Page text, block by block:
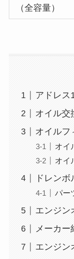
（全容量）
アドレス
オイル交
オイルフ
オイ
オイ
ドレンボ
パー
エンジン
メーカー
エンジン